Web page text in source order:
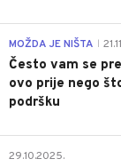
MOŽDA JE NIŠTA
Često vam se
ovo prije nego
podršku
29.10.2025.